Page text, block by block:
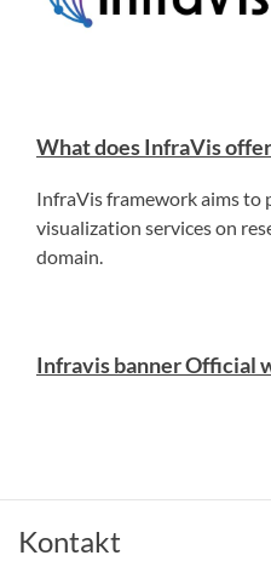
What does InfraVis
InfraVis framework aims to
visualization services on
domain.
Infravis banner Official
Kontakt